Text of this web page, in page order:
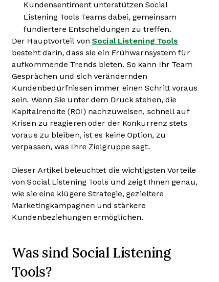
Kundensentiment unterstützen Social
Listening Tools Teams dabei, gemeinsam
fundiertere Entscheidungen zu treffen.
Der Hauptvorteil vonSocial Listening Tools
besteht darin, dass sie ein Frühwarnsystem für
aufkommende Trends bieten. So kann Ihr Team
Gesprächen und sich verändernden
Kundenbedürfnissen immer einen Schritt voraus
sein. Wenn Sie unter dem Druck stehen, die
Kapitalrendite (ROI) nachzuweisen, schnell auf
Krisen zu reagieren oder der Konkurrenz stets
voraus zu bleiben, ist es keine Option, zu
verpassen, was Ihre Zielgruppe sagt.
Dieser Artikel beleuchtet die wichtigsten Vorteile
von Social Listening Tools und zeigt Ihnen genau,
wie sie eine klügere Strategie, gezieltere
Marketingkampagnen und stärkere
Kundenbeziehungen ermöglichen.
Was sind Social Listening
Tools?